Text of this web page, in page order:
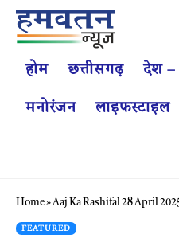
होम छत्तीसगढ़ देश –
मनोरंजन लाइफस्टाइल
Home» Aaj Ka Rashifal 28 April 2025: आज इन राशि वालों के लिए बन रहे
FEATURED